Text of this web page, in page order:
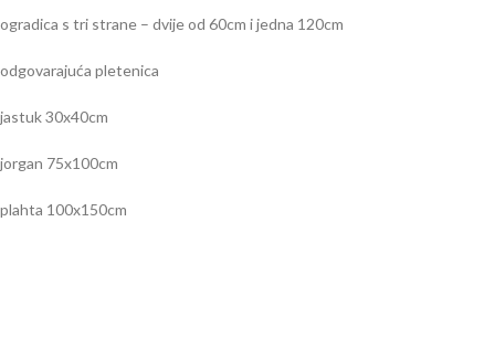
ogradica s tri strane – dvije od 60cm i jedna 120cm
odgovarajuća pletenica
jastuk 30x40cm
jorgan 75x100cm
plahta 100x150cm